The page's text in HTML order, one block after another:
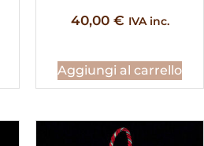
40,00 € IVA inc.
Aggiungi al carrello